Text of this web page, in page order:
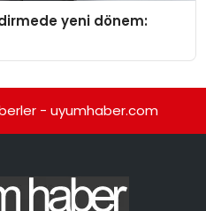
yeni dönem:
- uyumhaber.com